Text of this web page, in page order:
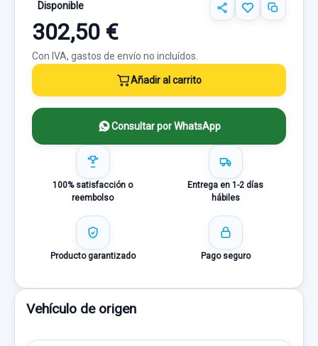
Disponible
302,50 €
Con IVA, gastos de envío no incluídos.
Añadir al carrito
Consultar por WhatsApp
100% satisfacción o
reembolso
Entrega en 1-2 días
hábiles
Producto garantizado Pago seguro
Vehículo de origen